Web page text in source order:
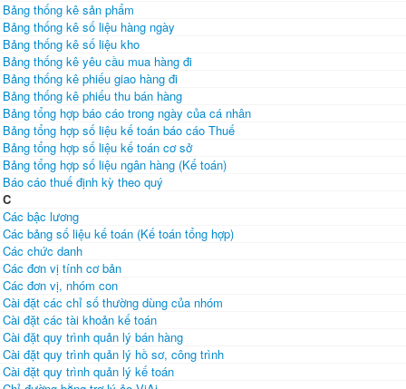
Bảng thống kê sản phẩm
Bảng thống kê số liệu hàng ngày
Bảng thống kê số liệu kho
Bảng thống kê yêu cầu mua hàng đi
Bảng thống kê phiếu giao hàng đi
Bảng thống kê phiếu thu bán hàng
Bảng tổng hợp báo cáo trong ngày của cá nhân
Bảng tổng hợp số liệu kế toán báo cáo Thuế
Bảng tổng hợp số liệu kế toán cơ sở
Bảng tổng hợp số liệu ngân hàng (Kế toán)
Báo cáo thuế định kỳ theo quý
C
Các bậc lương
Các bảng số liệu kế toán (Kế toán tổng hợp)
Các chức danh
Các đơn vị tính cơ bản
Các đơn vị, nhóm con
Cài đặt các chỉ số thường dùng của nhóm
Cài đặt các tài khoản kế toán
Cài đặt quy trình quản lý bán hàng
Cài đặt quy trình quản lý hồ sơ, công trình
Cài đặt quy trình quản lý kế toán